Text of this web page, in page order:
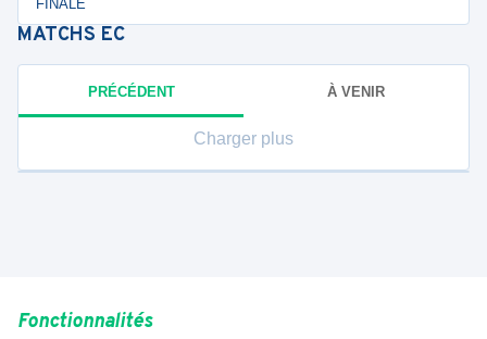
FINALE
MATCHS EC
PRÉCÉDENT À VENIR
Charger plus
Fonctionnalités